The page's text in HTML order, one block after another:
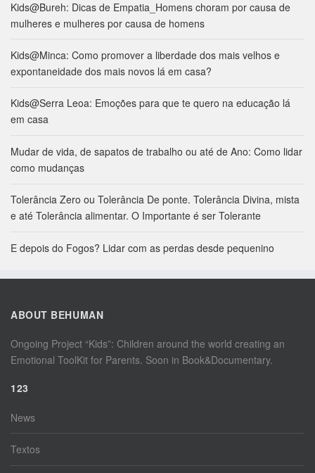
Kids@Bureh: Dicas de Empatia_Homens choram por causa de
mulheres e mulheres por causa de homens
Kids@Minca: Como promover a liberdade dos mais velhos e
expontaneidade dos mais novos lá em casa?
Kids@Serra Leoa: Emoções para que te quero na educação lá
em casa
Mudar de vida, de sapatos de trabalho ou até de Ano: Como lidar
como mudanças
Tolerância Zero ou Tolerância De ponte. Tolerância Divina, mista
e até Tolerância alimentar. O Importante é ser Tolerante
E depois do Fogos? Lidar com as perdas desde pequenino
ABOUT BEHUMAN
Ongoing Project “Kids”: Children around the world creating an
Emotional ToolKit for Parents. Soon in Book&Documentary.
123
News
Textos